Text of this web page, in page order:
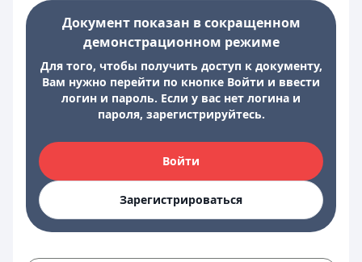
Документ показан в сокращенном
демонстрационном режиме
Для того, чтобы получить доступ к документу,
Вам нужно перейти по кнопке Войти и ввести
логин и пароль. Если у вас нет логина и
пароля, зарегистрируйтесь.
Войти
Зарегистрироваться